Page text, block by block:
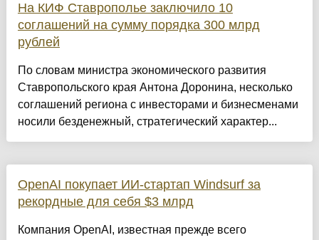
На КИФ Ставрополье заключило 10
соглашений на сумму порядка 300 млрд
рублей
По словам министра экономического развития
Ставропольского края Антона Доронина, несколько
соглашений региона с инвесторами и бизнесменами
носили безденежный, стратегический характер...
OpenAI покупает ИИ-стартап Windsurf за
рекордные для себя $3 млрд
Компания OpenAI, известная прежде всего